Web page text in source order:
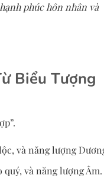
phúc hôn nhân và
Biểu Tượng
và năng lượng
quý, và năng lượng Âm.